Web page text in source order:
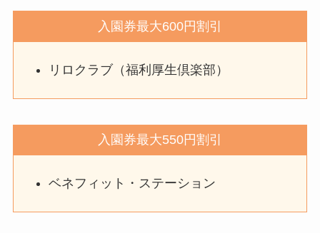
入園券最大600円割引
リロクラブ（福利厚生倶楽部）
入園券最大550円割引
ベネフィット・ステーション